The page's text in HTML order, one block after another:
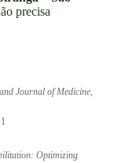
precisa
Journal of Medicine,
Optimizing